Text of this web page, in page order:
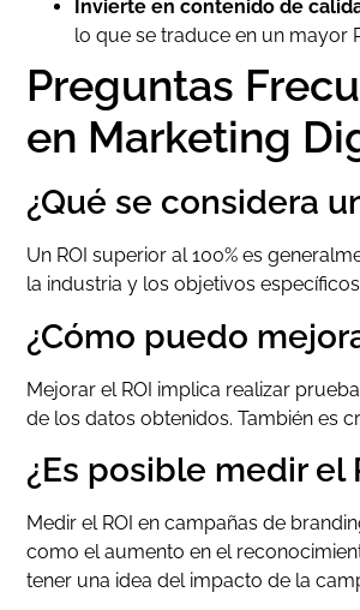
Invierte en contenido de
lo que se traduce en un mayor
Preguntas
en Marketing
¿Qué se considera
Un ROI superior al 100% es
la industria y los objetivos
¿Cómo puedo
Mejorar el ROI implica realizar
de los datos obtenidos. También es
¿Es posible medir el
Medir el ROI en campañas de
como el aumento en el
tener una idea del impacto de la